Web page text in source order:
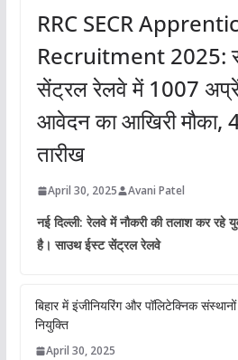
RRC SECR
Recruitment 2025:
सेंट्रल रेलवे में 1007
आवेदन का आखिरी मौका,
तारीख
April 30, 2025 Avani Patel
नई दिल्ली: रेलवे में नौकरी की तलाश कर रहे
है। साउथ ईस्ट सेंट्रल रेलवे
बिहार में इंजीनियरिंग और पॉलिटेक्निक
नियुक्ति
April 30, 2025